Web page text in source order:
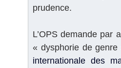
prudence.
L’OPS demande par
« dysphorie de genre
internationale des